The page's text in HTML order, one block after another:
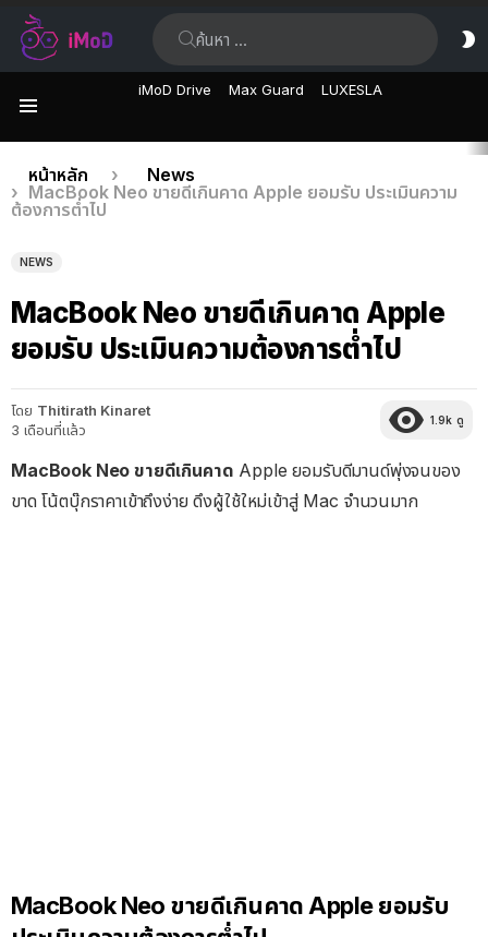
iMoD Drive Max Guard LUXESLA
เรื่อง
ล่าสุด
คุณอยู่ที่นี่:
หน้าหลัก
News
MacBook Neo ขายดีเกินคาด Apple ยอมรับ ประเมินความ
ต้องการต่ำไป
NEWS
MacBook Neo ขายดีเกินคาด Apple
ยอมรับ ประเมินความต้องการต่ำไป
โดย Thitirath Kinaret
3 เดือนที่แล้ว
1.9k ดู
MacBook Neo ขายดีเกินคาด Apple ยอมรับดีมานด์พุ่งจนของ
ขาด โน้ตบุ๊กราคาเข้าถึงง่าย ดึงผู้ใช้ใหม่เข้าสู่ Mac จำนวนมาก
MacBook Neo ขายดีเกินคาด Apple ยอมรับ